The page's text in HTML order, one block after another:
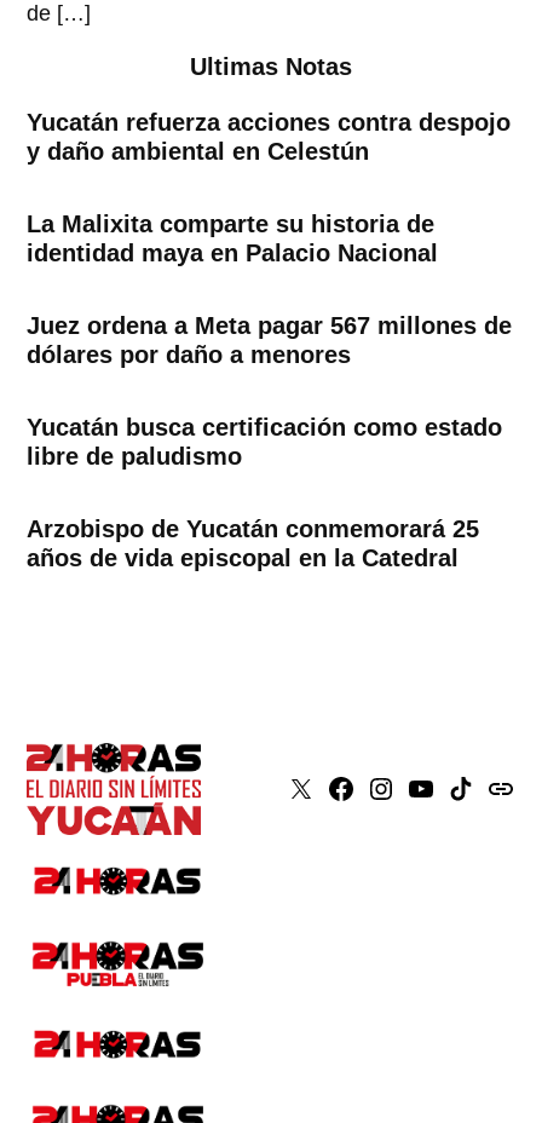
de […]
Ultimas Notas
Yucatán refuerza acciones contra despojo
y daño ambiental en Celestún
La Malixita comparte su historia de
identidad maya en Palacio Nacional
Juez ordena a Meta pagar 567 millones de
dólares por daño a menores
Yucatán busca certificación como estado
libre de paludismo
Arzobispo de Yucatán conmemorará 25
años de vida episcopal en la Catedral
X Faceboook
Instagram
YoutubeTiktokissuu